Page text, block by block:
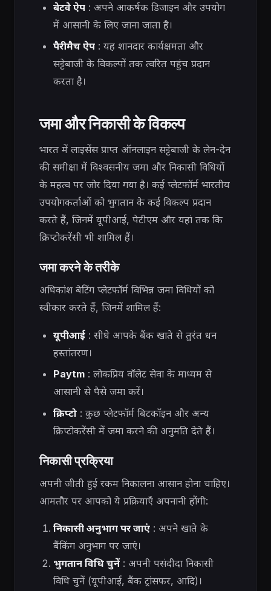
बेटवे ऐप: अपने आकर्षक डिजाइन और उपयोग
में आसानी के लिए जाना जाता है।
पैरीमैच ऐप: यह शानदार कार्यक्षमता और
सट्टेबाजी के विकल्पों तक त्वरित पहुंच प्रदान
करता है।
जमा और निकासी के विकल्प
भारत में लाइसेंस प्राप्त ऑनलाइन सट्टेबाजी के लेन-देन
की समीक्षा में विश्वसनीय जमा और निकासी विधियों
के महत्व पर जोर दिया गया है। कई प्लेटफॉर्म भारतीय
उपयोगकर्ताओं को भुगतान के कई विकल्प प्रदान
करते हैं, जिनमें यूपीआई, पेटीएम और यहां तक ​​कि
क्रिप्टोकरेंसी भी शामिल हैं।
जमा करने के तरीके
अधिकांश बेटिंग प्लेटफॉर्म विभिन्न जमा विधियों को
स्वीकार करते हैं, जिनमें शामिल हैं:
यूपीआई: सीधे आपके बैंक खाते से तुरंत धन
हस्तांतरण।
Paytm: लोकप्रिय वॉलेट सेवा के माध्यम से
आसानी से पैसे जमा करें।
क्रिप्टो: कुछ प्लेटफॉर्म बिटकॉइन और अन्य
क्रिप्टोकरेंसी में जमा करने की अनुमति देते हैं।
निकासी प्रक्रिया
अपनी जीती हुई रकम निकालना आसान होना चाहिए।
आमतौर पर आपको ये प्रक्रियाएँ अपनानी होंगी:
निकासी अनुभाग पर जाएं: अपने खाते के
बैंकिंग अनुभाग पर जाएं।
भुगतान विधि चुनें: अपनी पसंदीदा निकासी
विधि चुनें (यूपीआई, बैंक ट्रांसफर, आदि)।